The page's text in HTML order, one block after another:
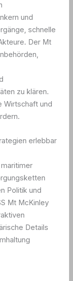
und
schnelle
Der Mt
zu klären.
Wirtschaft und
erlebbar
Politik und
Mt McKinley
Details